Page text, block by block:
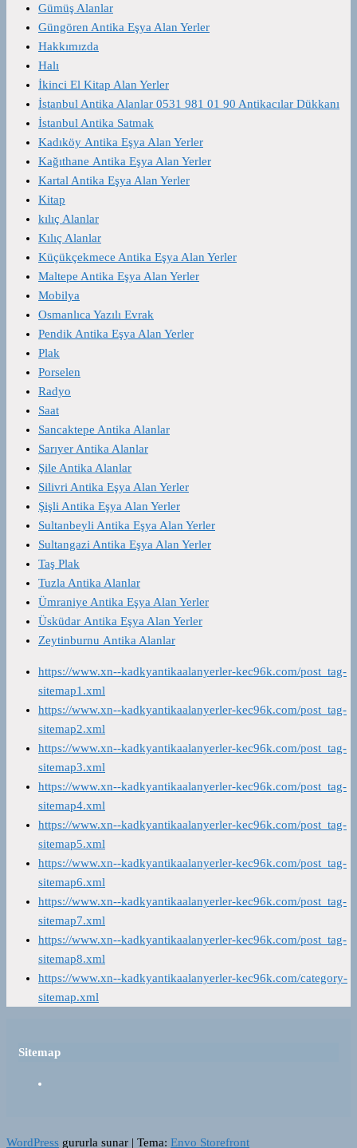
Gümüş Alanlar
Güngören Antika Eşya Alan Yerler
Hakkımızda
Halı
İkinci El Kitap Alan Yerler
İstanbul Antika Alanlar 0531 981 01 90 Antikacılar Dükkanı
İstanbul Antika Satmak
Kadıköy Antika Eşya Alan Yerler
Kağıthane Antika Eşya Alan Yerler
Kartal Antika Eşya Alan Yerler
Kitap
kılıç Alanlar
Kılıç Alanlar
Küçükçekmece Antika Eşya Alan Yerler
Maltepe Antika Eşya Alan Yerler
Mobilya
Osmanlıca Yazılı Evrak
Pendik Antika Eşya Alan Yerler
Plak
Porselen
Radyo
Saat
Sancaktepe Antika Alanlar
Sarıyer Antika Alanlar
Şile Antika Alanlar
Silivri Antika Eşya Alan Yerler
Şişli Antika Eşya Alan Yerler
Sultanbeyli Antika Eşya Alan Yerler
Sultangazi Antika Eşya Alan Yerler
Taş Plak
Tuzla Antika Alanlar
Ümraniye Antika Eşya Alan Yerler
Üsküdar Antika Eşya Alan Yerler
Zeytinburnu Antika Alanlar
https://www.xn--kadkyantikaalanyerler-kec96k.com/post_tag-
sitemap1.xml
https://www.xn--kadkyantikaalanyerler-kec96k.com/post_tag-
sitemap2.xml
https://www.xn--kadkyantikaalanyerler-kec96k.com/post_tag-
sitemap3.xml
https://www.xn--kadkyantikaalanyerler-kec96k.com/post_tag-
sitemap4.xml
https://www.xn--kadkyantikaalanyerler-kec96k.com/post_tag-
sitemap5.xml
https://www.xn--kadkyantikaalanyerler-kec96k.com/post_tag-
sitemap6.xml
https://www.xn--kadkyantikaalanyerler-kec96k.com/post_tag-
sitemap7.xml
https://www.xn--kadkyantikaalanyerler-kec96k.com/post_tag-
sitemap8.xml
https://www.xn--kadkyantikaalanyerler-kec96k.com/category-
sitemap.xml
Sitemap
WordPress gururla sunar | Tema: Envo Storefront